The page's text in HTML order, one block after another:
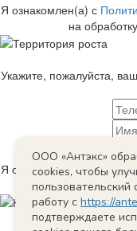
ООО «Антэкс»
cookies, чтобы
работу с https://
подтверждаете
Я ознакомлен(а) с
на
Укажите, пожалуйста,
Я ознакомлен(а) с
на